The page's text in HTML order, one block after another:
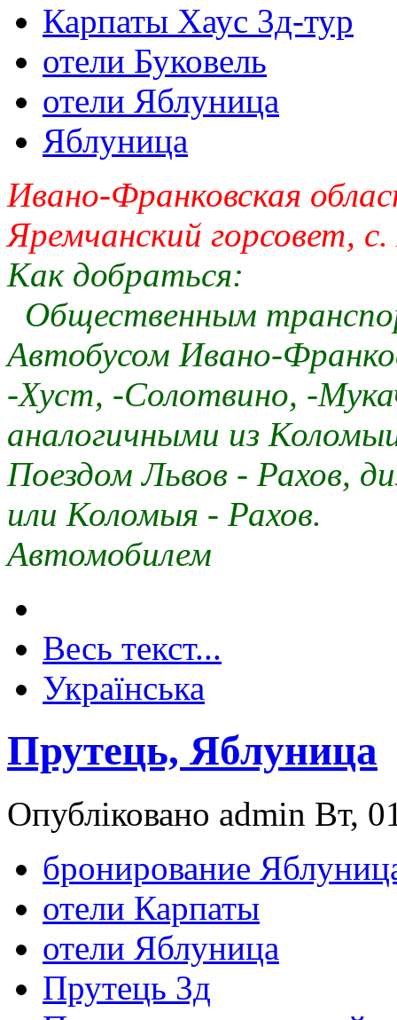
Карпаты Хаус 3д-тур
отели Буковель
отели Яблуница
Яблуница
Ивано-Франковская
Яремчанский горсовет,
Как добраться:
Общественным
Автобусом Ивано-
-Хуст, -Солотвино, -
аналогичными из
Поездом Львов - Рахов,
или Коломыя - Рахов.
Автомобилем
Весь текст...
Українська
Прутець, Яблуница
Опубліковано admin Вт,
бронирование
отели Карпаты
отели Яблуница
Прутець 3д